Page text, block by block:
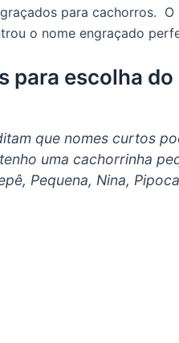
para cachorros.
o nome engraçado
para escolha
que nomes curtos
uma cachorrinha
Pequena, Nina,